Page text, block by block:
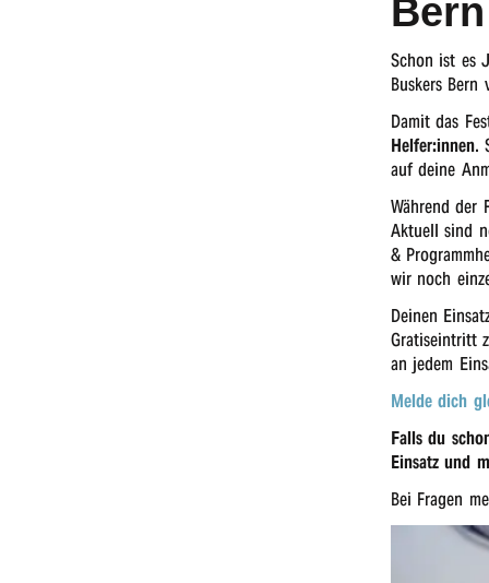
Bern
Schon ist es
Buskers
Damit das
Helfer:innen.
auf deine
Während
Aktu­ell sind
&
wir noch
Deinen
Gratis­ein­tritt
an jedem
Melde dich
Falls du
Einsatz und
Bei Fragen